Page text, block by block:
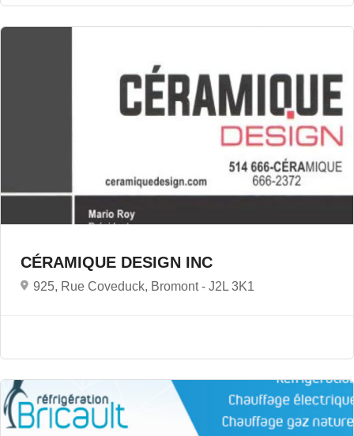
CÉRAMIQUE DESIGN INC
925, Rue Coveduck, Bromont - J2L 3K1